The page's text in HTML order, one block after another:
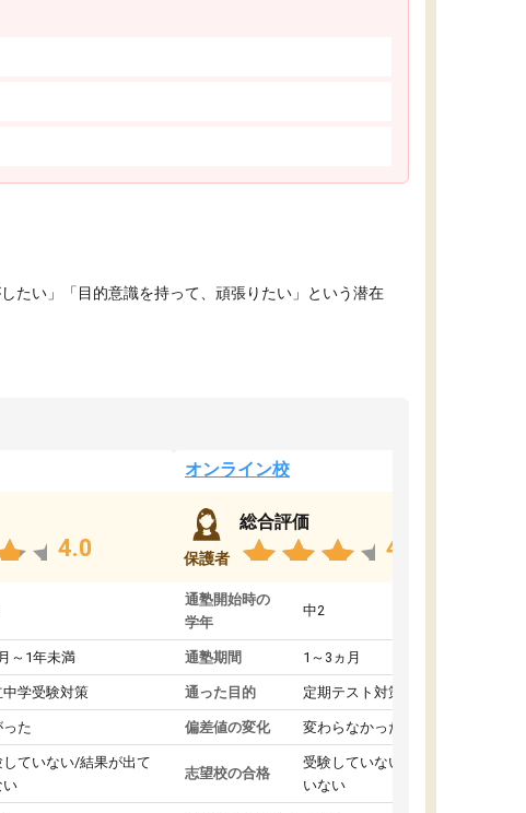
たい」「目的意識を持って、頑張りたい」という潜在
4.0
～1年未満
中学受験対策
った
していない/結果が出て
い
オンライン校
保護者
総合評価
4.4
通塾開始時の
学年
中2
通塾期間 1～3ヵ月
通った目的 定期テスト対策
偏差値の変化 変わらなかった
志望校の合格
受験していない/結果が出て
いない